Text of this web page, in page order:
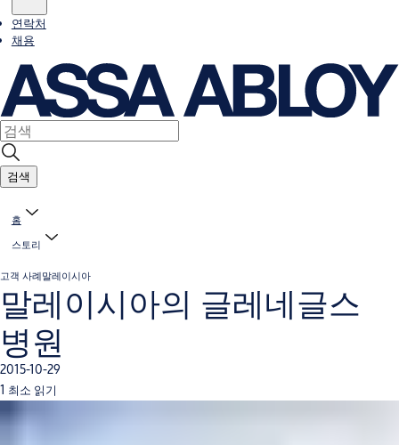
연락처
채용
검색
홈
스토리
고객 사례말레이시아
말레이시아의 글레네글스
병원
2015-10-29
1 최소 읽기